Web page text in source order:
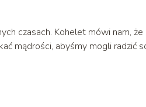
czasach. Kohelet mówi nam, że
mądrości, abyśmy mogli radzić